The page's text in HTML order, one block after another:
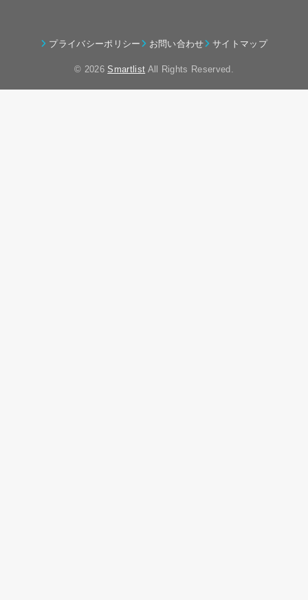
プライバシーポリシー お問い合わせ サイトマップ
© 2026Smartlist All Rights Reserved.